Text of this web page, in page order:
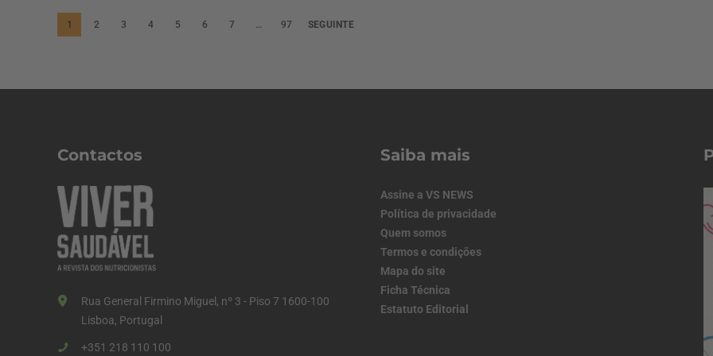
P
a
ã
o
d
o
s
o
1 2 3 4 5 6 7 … 97 SEGUINTE
Contactos
Rua General Firmino Miguel, nº 3 - Piso 7 1600-100
Lisboa, Portugal
+351 218 110 100
Saiba mais
Assine a VS NEWS
Política de privacidade
Quem somos
Termos e condições
Mapa do site
Ficha Técnica
Estatuto Editorial